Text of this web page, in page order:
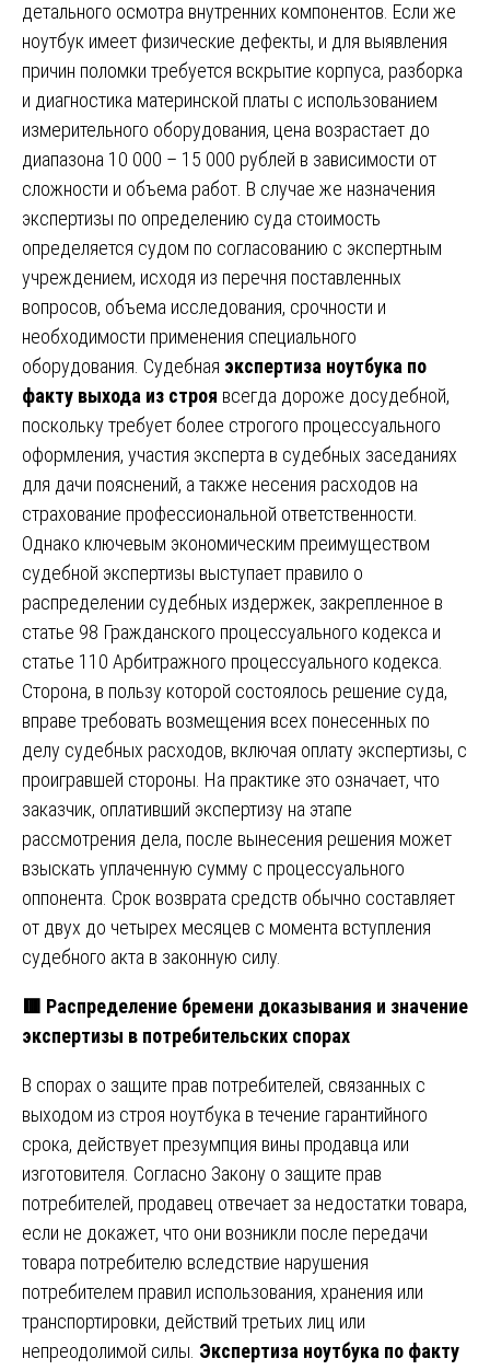
детального осмотра внутренних компонентов. Если же
ноутбук имеет физические дефекты, и для выявления
причин поломки требуется вскрытие корпуса, разборка
и диагностика материнской платы с использованием
измерительного оборудования, цена возрастает до
диапазона 10 000 – 15 000 рублей в зависимости от
сложности и объема работ. В случае же назначения
экспертизы по определению суда стоимость
определяется судом по согласованию с экспертным
учреждением, исходя из перечня поставленных
вопросов, объема исследования, срочности и
необходимости применения специального
оборудования. Судебная экспертиза ноутбука по
факту выхода из строя всегда дороже досудебной,
поскольку требует более строгого процессуального
оформления, участия эксперта в судебных заседаниях
для дачи пояснений, а также несения расходов на
страхование профессиональной ответственности.
Однако ключевым экономическим преимуществом
судебной экспертизы выступает правило о
распределении судебных издержек, закрепленное в
статье 98 Гражданского процессуального кодекса и
статье 110 Арбитражного процессуального кодекса.
Сторона, в пользу которой состоялось решение суда,
вправе требовать возмещения всех понесенных по
делу судебных расходов, включая оплату экспертизы, с
проигравшей стороны. На практике это означает, что
заказчик, оплативший экспертизу на этапе
рассмотрения дела, после вынесения решения может
взыскать уплаченную сумму с процессуального
оппонента. Срок возврата средств обычно составляет
от двух до четырех месяцев с момента вступления
судебного акта в законную силу.
🟥 Распределение бремени доказывания и значение
экспертизы в потребительских спорах
В спорах о защите прав потребителей, связанных с
выходом из строя ноутбука в течение гарантийного
срока, действует презумпция вины продавца или
изготовителя. Согласно Закону о защите прав
потребителей, продавец отвечает за недостатки товара,
если не докажет, что они возникли после передачи
товара потребителю вследствие нарушения
потребителем правил использования, хранения или
транспортировки, действий третьих лиц или
непреодолимой силы. Экспертиза ноутбука по факту